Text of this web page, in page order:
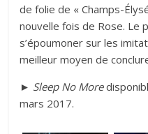
de folie de « Champs-
nouvelle fois de Rose. Le
s’époumoner sur les
meilleur moyen de
► Sleep No More
mars 2017.